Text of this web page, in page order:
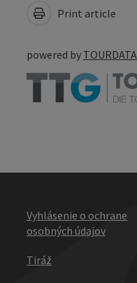
Print article
powered by TOURDATA
Vyhlásenie o ochrane
osobných údajov
Tiráž